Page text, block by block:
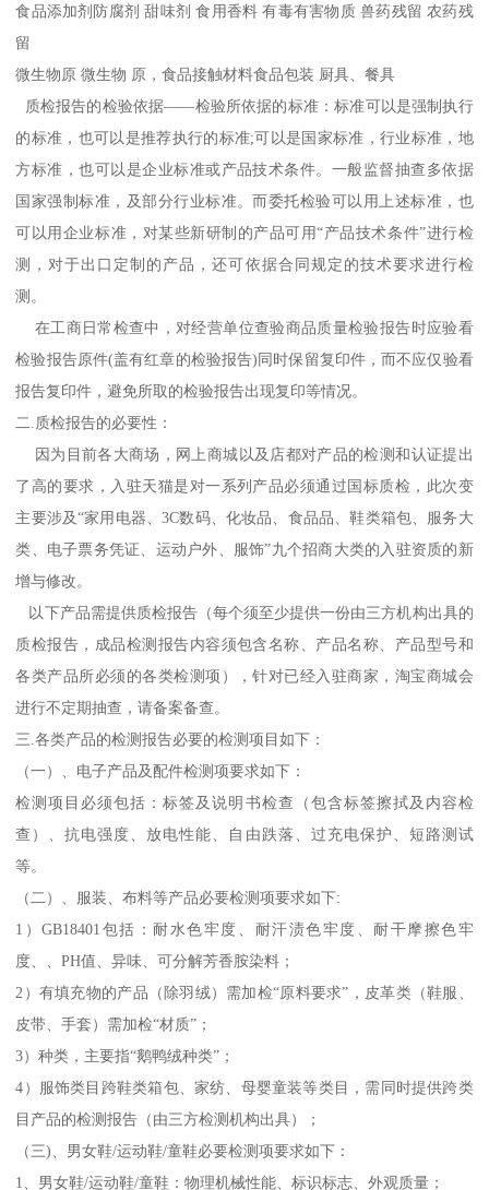
食品添加剂防腐剂 甜味剂 食用香料 有毒有害物质 兽药残留 农药残
留
微生物原 微生物 原，食品接触材料食品包装 厨具、餐具
质检报告的检验依据——检验所依据的标准：标准可以是强制执行
的标准，也可以是推荐执行的标准;可以是国家标准，行业标准，地
方标准，也可以是企业标准或产品技术条件。一般监督抽查多依据
国家强制标准，及部分行业标准。而委托检验可以用上述标准，也
可以用企业标准，对某些新研制的产品可用“产品技术条件”进行检
测，对于出口定制的产品，还可依据合同规定的技术要求进行检
测。
在工商日常检查中，对经营单位查验商品质量检验报告时应验看
检验报告原件(盖有红章的检验报告)同时保留复印件，而不应仅验看
报告复印件，避免所取的检验报告出现复印等情况。
二.质检报告的必要性：
因为目前各大商场，网上商城以及店都对产品的检测和认证提出
了高的要求，入驻天猫是对一系列产品必须通过国标质检，此次变
主要涉及“家用电器、3C数码、化妆品、食品品、鞋类箱包、服务大
类、电子票务凭证、运动户外、服饰”九个招商大类的入驻资质的新
增与修改。
以下产品需提供质检报告（每个须至少提供一份由三方机构出具的
质检报告，成品检测报告内容须包含名称、产品名称、产品型号和
各类产品所必须的各类检测项），针对已经入驻商家，淘宝商城会
进行不定期抽查，请备案备查。
三.各类产品的检测报告必要的检测项目如下：
（一）、电子产品及配件检测项要求如下：
检测项目必须包括：标签及说明书检查（包含标签擦拭及内容检
查）、抗电强度、放电性能、自由跌落、过充电保护、短路测试
等。
（二）、服装、布料等产品必要检测项要求如下:
1）GB18401包括：耐水色牢度、耐汗渍色牢度、耐干摩擦色牢
度、、PH值、异味、可分解芳香胺染料；
2）有填充物的产品（除羽绒）需加检“原料要求”，皮革类（鞋服、
皮带、手套）需加检“材质”；
3）种类，主要指“鹅鸭绒种类”；
4）服饰类目跨鞋类箱包、家纺、母婴童装等类目，需同时提供跨类
目产品的检测报告（由三方检测机构出具）；
（三)、男女鞋/运动鞋/童鞋必要检测项要求如下：
1、男女鞋/运动鞋/童鞋：物理机械性能、标识标志、外观质量；